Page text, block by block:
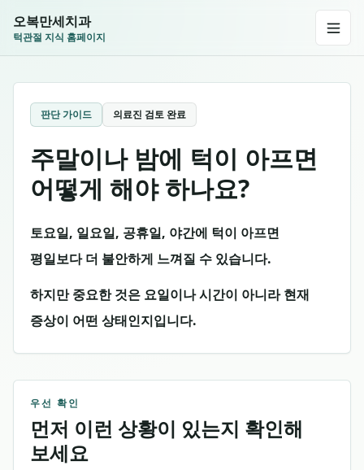
오복만세치과
턱관절 지식 홈페이지
판단 가이드 의료진 검토 완료
주말이나 밤에 턱이 아프면
어떻게 해야 하나요?
토요일, 일요일, 공휴일, 야간에 턱이 아프면
평일보다 더 불안하게 느껴질 수 있습니다.
하지만 중요한 것은 요일이나 시간이 아니라 현재
증상이 어떤 상태인지입니다.
우선 확인
먼저 이런 상황이 있는지 확인해
보세요